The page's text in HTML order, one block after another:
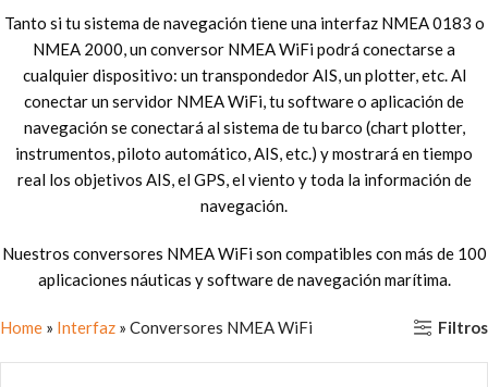
Tanto si tu sistema de navegación tiene una interfaz NMEA 0183 o
NMEA 2000, un conversor NMEA WiFi podrá conectarse a
cualquier dispositivo: un transpondedor AIS, un plotter, etc. Al
conectar un servidor NMEA WiFi, tu software o aplicación de
navegación se conectará al sistema de tu barco (chart plotter,
instrumentos, piloto automático, AIS, etc.) y mostrará en tiempo
real los objetivos AIS, el GPS, el viento y toda la información de
navegación.
Nuestros conversores NMEA WiFi son compatibles con más de 100
aplicaciones náuticas y software de navegación marítima.
Home » Interfaz » Conversores NMEA WiFi Filtros